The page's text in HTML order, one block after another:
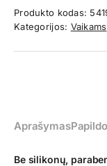
Produkto kodas:
Kategorijos: Vaikams
Aprašymas
Be silikonų,